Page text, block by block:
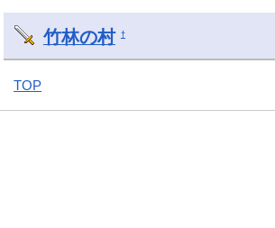
竹林の村 †
TOP